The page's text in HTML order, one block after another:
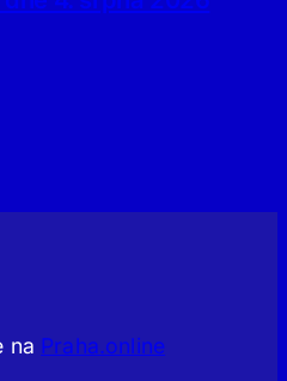
na Praha.online